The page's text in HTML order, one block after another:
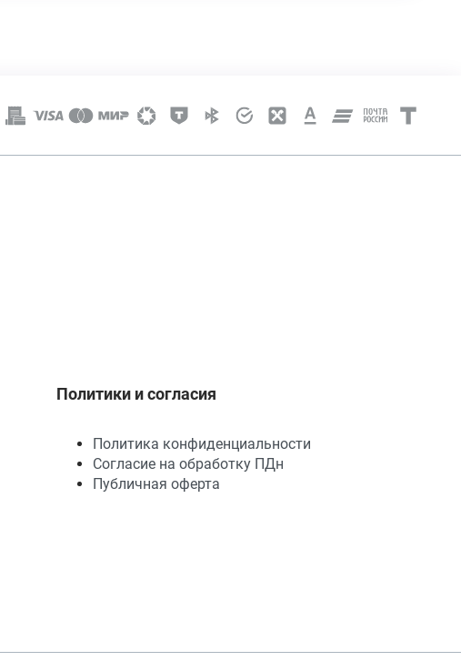
Политики и согласия
Политика конфиденциальности
Согласие на обработку ПДн
Публичная оферта